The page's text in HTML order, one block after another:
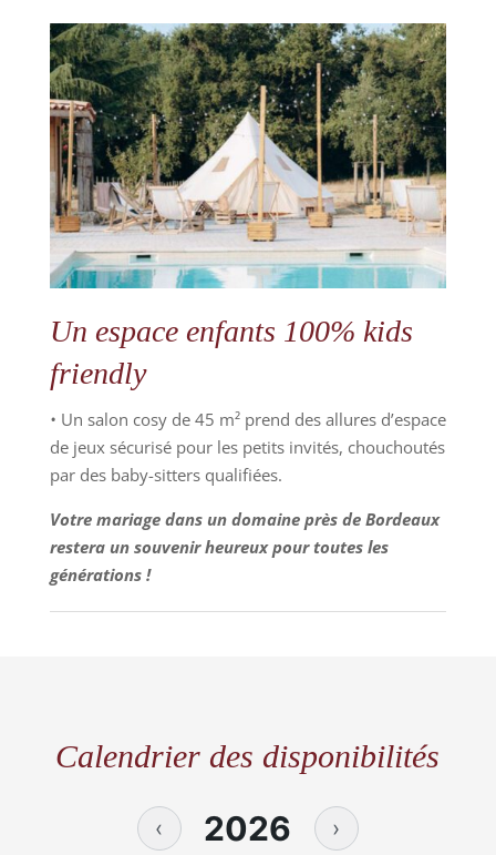
Un espace enfants 100% kids
friendly
• Un salon cosy de 45 m² prend des allures d’espace
de jeux sécurisé pour les petits invités, chouchoutés
par des baby-sitters qualifiées.
Votre mariage dans un domaine près de Bordeaux
restera un souvenir heureux pour toutes les
générations !
Calendrier des disponibilités
‹ 2026 ›